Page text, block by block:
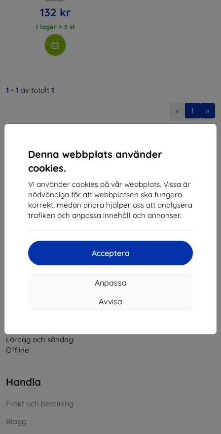
Denna webbplats använder
cookies.
Vi använder cookies på vår webbplats. Vissa är
nödvändiga för att webbplatsen ska fungera
korrekt, medan andra hjälper oss att analysera
trafiken och anpassa innehåll och annonser.
Acceptera
Anpassa
Avvisa
132 kr
I lager > 5 st
1 - 1 av totalt 1.
« 1 »
Shield-SK s.r.o.
Organisationsnummer:46701494
Momsregistreringsnummer:SK2023549671
Kontakt
Lördag och söndag:
Offline
Handla
Frakt och betalning
Blogg